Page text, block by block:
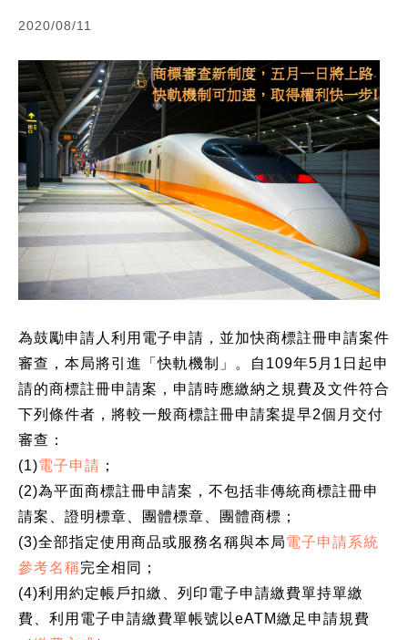
2020/08/11
為鼓勵申請人利用電子申請，並加快商標註冊申請案件
審查，本局將引進「快軌機制」。自109年5月1日起申
請的商標註冊申請案，申請時應繳納之規費及文件符合
下列條件者，將較一般商標註冊申請案提早2個月交付
審查：
(1)電子申請 ；
(2)為平面商標註冊申請案，不包括非傳統商標註冊申
請案、證明標章、團體標章、團體商標；
(3)全部指定使用商品或服務名稱與本局電子申請系統
參考名稱完全相同；
(4)利用約定帳戶扣繳、列印電子申請繳費單持單繳
費、利用電子申請繳費單帳號以eATM繳足申請規費